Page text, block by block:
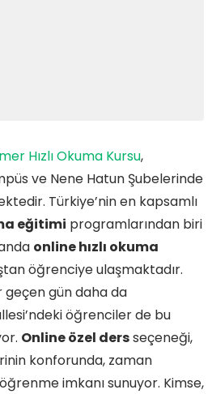
Hızlı Okuma Kursu,
ve Nene Hatun Şubelerinde
Türkiye’nin en kapsamlı
eğitimi programlarından biri
online hızlı okuma
öğrenciye ulaşmaktadır.
gün daha da
öğrenciler de bu
Online özel dersseçeneği,
konforunda, zaman
öğrenme imkanı sunuyor. Kimse,